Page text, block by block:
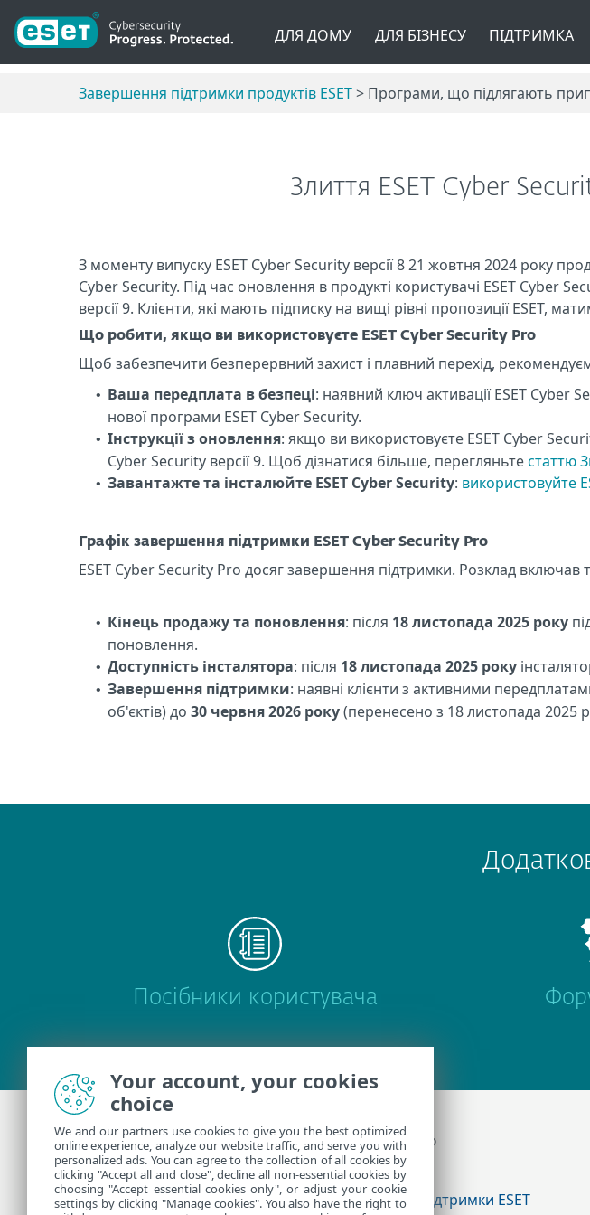
ДЛЯ ДОМУ ДЛЯ БІЗНЕСУ ПІДТРИМКА
Завершення підтримки продуктів ESET> Програми, що підлягають
Злиття ESET Cyber
З моменту випуску ESET Cyber Security версії 8 21 жовтня 2024 року
Cyber Security. Під час оновлення в продукті користувачі ESET Cyber
версії 9. Клієнти, які мають підписку на вищі рівні пропозиції ESET,
Що робити, якщо ви використовуєте ESET Cyber Security Pro
Щоб забезпечити безперервний захист і плавний перехід,
• Ваша передплата в безпеці: наявний ключ активації ESET Cyber
нової програми ESET Cyber Security.
• Інструкції з оновлення: якщо ви використовуєте ESET Cyber
Cyber Security версії 9. Щоб дізнатися більше, перегляньтестаттю
• Завантажте та інсталюйте ESET Cyber Security: використовуйте
Графік завершення підтримки ESET Cyber Security Pro
ESET Cyber Security Pro досяг завершення підтримки. Розклад включав
• Кінець продажу та поновлення: після 18 листопада 2025 року
поновлення.
• Доступність інсталятора: після 18 листопада 2025 року
• Завершення підтримки: наявні клієнти з активними
об'єктів) до 30 червня 2026 року(перенесено з 18 листопада 2025
Посібники користувача
Потрібна допомога?
Зверніться до служби технічної підтримки ESET
Your account, your cookies
choice
We and our partners use cookies to give you the best optimized
online experience, analyze our website traffic, and serve you with
personalized ads. You can agree to the collection of all cookies by
clicking "Accept all and close", decline all non-essential cookies by
choosing "Accept essential cookies only", or adjust your cookie
settings by clicking "Manage cookies". You also have the right to